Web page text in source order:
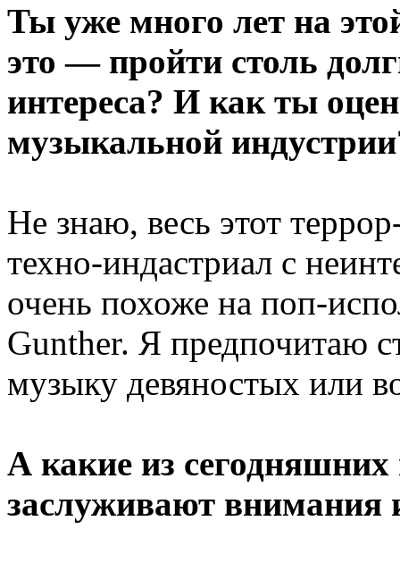
Ты уже много лет на
это — пройти столь
интереса? И как ты
музыкальной
Не знаю, весь этот
техно-индастриал с
очень похоже на поп-
Gunther. Я предпочитаю
музыку девяностых или
А какие из сегодняшних
заслуживают внимания